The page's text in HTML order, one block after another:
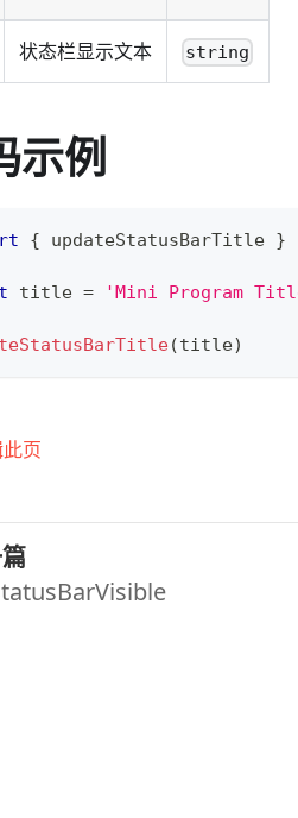
状态栏显示文本 string
示例
{ updateStatusBarTitle }
title = 'Mini Program
(title)
页